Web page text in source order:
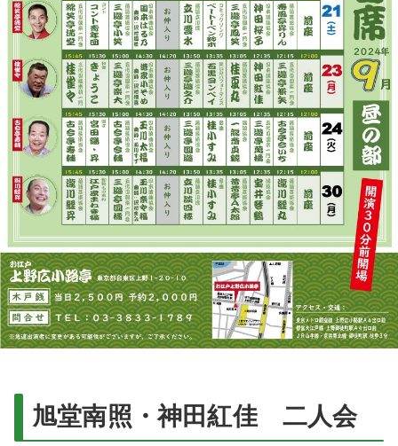
旭堂南照・神田紅佳 二人会